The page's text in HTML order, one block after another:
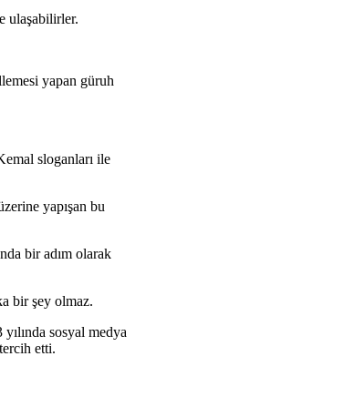
ulaşabilirler.
yapan güruh
sloganları ile
yapışan bu
bir adım olarak
bir şey olmaz.
sosyal medya
etti.